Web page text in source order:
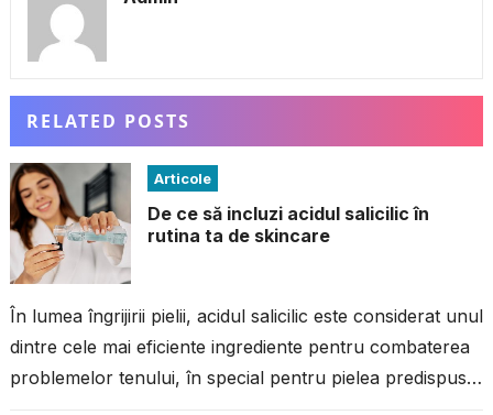
RELATED POSTS
Articole
De ce să incluzi acidul salicilic în
rutina ta de skincare
În lumea îngrijirii pielii, acidul salicilic este considerat unul
dintre cele mai eficiente ingrediente pentru combaterea
problemelor tenului, în special pentru pielea predispusă